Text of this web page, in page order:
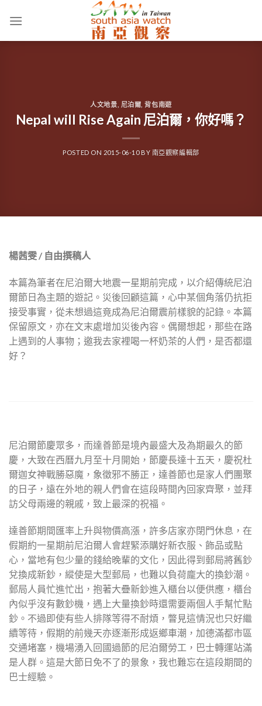
人文地景 尼泊爾 ,背包南遊
Nepal will Rise Again 尼泊爾，你好嗎？
POSTED ON 2015-06-10BY 南亞觀察編輯部
楊茜雯 / 自由撰稿人
本篇為筆者在尼泊爾大地震一星期前完成，以介紹傳統尼泊
爾節日為主題的遊記。災後回顧這篇，心中某個角落仍抗拒
接受事實，從未想過這竟成為尼泊爾震前樣貌的記錄。本篇
保留原文，亦在文末處增加災後內容。偶爾想起，那些在路
上遇到的人事物；邀我去家裡喝一杯奶茶的人們，是否都還
好？
尼泊爾節慶眾多，而達善節是境內最盛大及為期最久的節
慶，大致在西曆九月至十月開始，節慶長達十五天，慶祝杜
爾迦女神戰勝惡魔，象徵邪不勝正，達善節也是家人們團聚
的日子，遠在外地的親人們會在這段時間內回家齊聚，並拜
訪父母兩邊的親戚，致上最深的祝福。
達善節期間匯率上升與物價高漲，許多店家亦閉門休息，在
假期約一星期前尼泊爾人會趕緊添購好新衣服、飾品或點
心，當地有包少量的錢給晚輩的文化，因此得到郵局將舊鈔
兌換成新鈔，縱使是大型郵局，也難以負荷龐大的換鈔潮。
郵局人員忙進忙出，抱著大疊新鈔進入櫃台以便供應，櫃台
內似乎沒有數鈔機，遇上大量換鈔時還需要兩個人手幫忙點
鈔。不過即使有些人排隊等得不耐煩，瞥見這情況也只好繼
續等待，假期的前幾天亦逐漸形成返鄉車潮，加德滿都市區
交通堵塞，機場湧入回國過節的尼泊爾勞工，巴士轉運站滿
是人群。這是大節日免不了的景象，我也難忘在這段期間的
巴士經驗。